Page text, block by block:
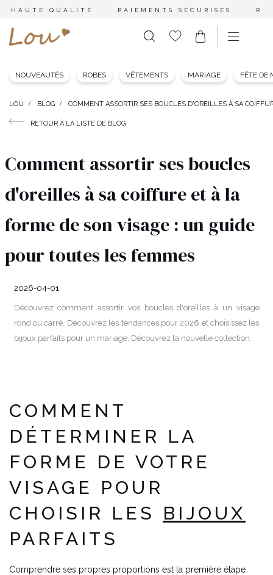
HAUTE QUALITÉ PAIEMENTS SÉCURISÉS
NOUVEAUTÉS ROBES VÊTEMENTS MARIAGE FÊTE DE
LOU BLOG COMMENT ASSORTIR SES BOUCLES D'OREILLES À SA
RETOUR À LA LISTE DE BLOG
Comment assortir ses boucles
d'oreilles à sa coiffure et à la
forme de son visage : un guide
pour toutes les femmes
2026-04-01
Découvrez comment assortir vos boucles d'oreilles à un visage
rond ou carré. Découvrez les tendances pour 2026 et choisissez les
bijoux parfaits pour un mariage. Découvrez la nouvelle collection.
COMMENT
DÉTERMINER LA
FORME DE VOTRE
VISAGE POUR
CHOISIR LES BIJOUX
PARFAITS
Comprendre ses propres proportions est la première étape